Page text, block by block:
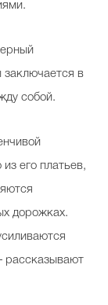
заключается в
собой.
его платьев,
дорожках.
рассказывают